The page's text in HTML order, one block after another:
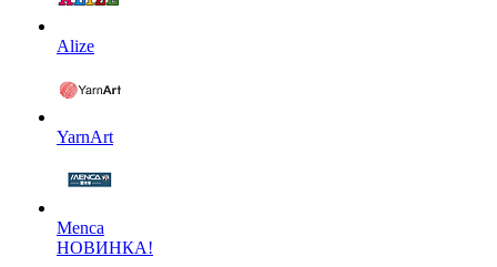
Alize
YarnArt
Menca
НОВИНКА!